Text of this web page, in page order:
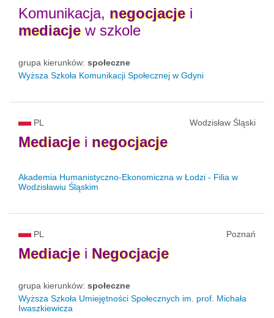
Komunikacja, negocjacjei
mediacjew szkole
grupa kierunków: społeczne
Wyższa Szkoła Komunikacji Społecznej w Gdyni
PL Wodzisław Śląski
Mediacjei negocjacje
Akademia Humanistyczno-Ekonomiczna w Łodzi - Filia w
Wodzisławiu Śląskim
PL Poznań
Mediacjei Negocjacje
grupa kierunków: społeczne
Wyższa Szkoła Umiejętności Społecznych im. prof. Michała
Iwaszkiewicza